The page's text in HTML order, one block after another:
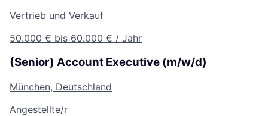
Vertrieb und Verkauf
50.000 € bis 60.000 € / Jahr
(Senior) Account Executive (m/w/d)
München, Deutschland
Angestellte/r